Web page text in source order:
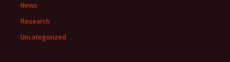
News
Research
Uncategorized